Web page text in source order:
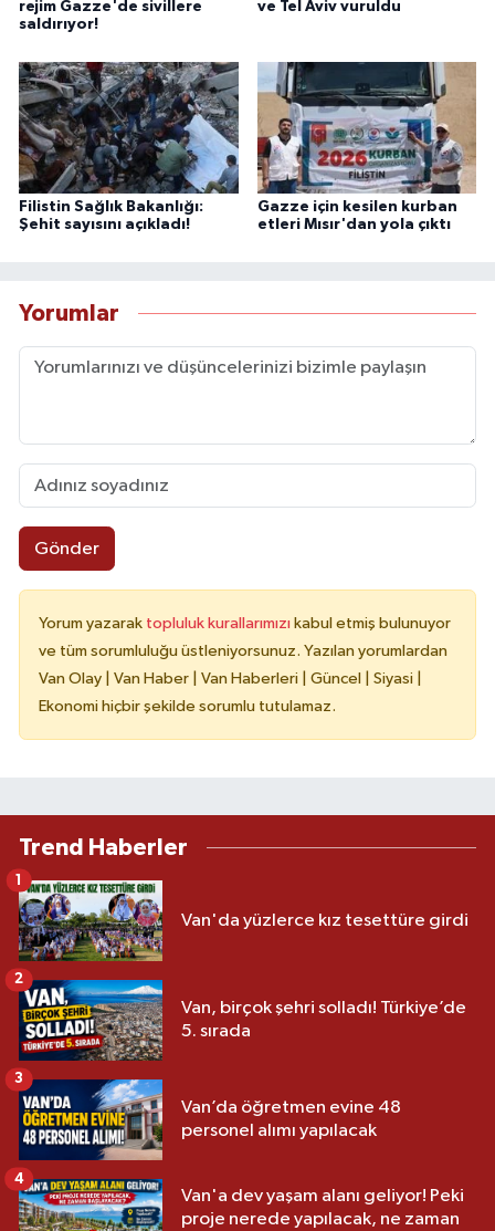
rejim Gazze'de sivillere
saldırıyor!
ve Tel Aviv vuruldu
Filistin Sağlık Bakanlığı:
Şehit sayısını açıkladı!
Gazze için kesilen kurban
etleri Mısır'dan yola çıktı
Yorumlar
Gönder
Yorum yazarak topluluk kurallarımızı kabul etmiş bulunuyor
ve tüm sorumluluğu üstleniyorsunuz. Yazılan yorumlardan
Van Olay | Van Haber | Van Haberleri | Güncel | Siyasi |
Ekonomi hiçbir şekilde sorumlu tutulamaz.
Trend Haberler
Van'da yüzlerce kız tesettüre girdi
1
Van, birçok şehri solladı! Türkiye’de
5. sırada
2
Van’da öğretmen evine 48
personel alımı yapılacak
3
Van'a dev yaşam alanı geliyor! Peki
proje nerede yapılacak, ne zaman
4